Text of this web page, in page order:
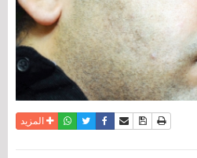
نسخة للطباعة
حفظ الموضوع
أرسل الى صديق
فيسبوكتويترواتسابالمزيد